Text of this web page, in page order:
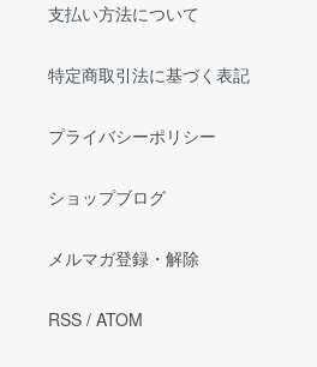
支払い方法について
特定商取引法に基づく表記
プライバシーポリシー
ショップブログ
メルマガ登録・解除
RSS / ATOM